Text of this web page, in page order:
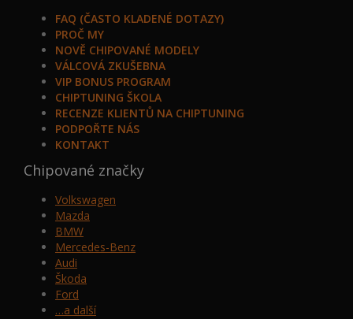
FAQ (ČASTO KLADENÉ DOTAZY)
PROČ MY
NOVĚ CHIPOVANÉ MODELY
VÁLCOVÁ ZKUŠEBNA
VIP BONUS PROGRAM
CHIPTUNING ŠKOLA
RECENZE KLIENTŮ NA CHIPTUNING
PODPOŘTE NÁS
KONTAKT
Chipované značky
Volkswagen
Mazda
BMW
Mercedes-Benz
Audi
Škoda
Ford
…a další